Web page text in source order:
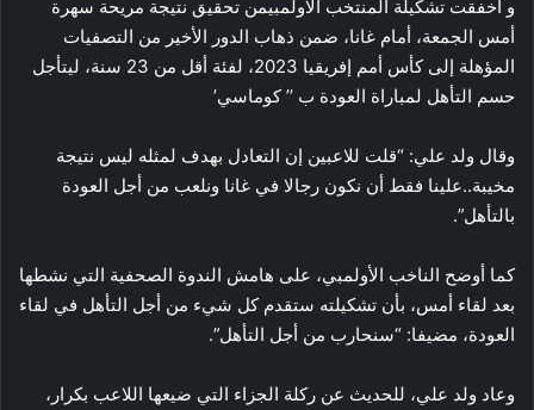
و أخفقت تشكيلة المنتخب الأولمبيمن تحقيق نتيجة مريحة سهرة
أمس الجمعة، أمام غانا، ضمن ذهاب الدور الأخير من التصفيات
المؤهلة إلى كأس أمم إفريقيا 2023، لفئة أقل من 23 سنة، ليتأجل
حسم التأهل لمباراة العودة ب ’’ كوماسي’
وقال ولد علي: “قلت للاعبين إن التعادل بهدف لمثله ليس نتيجة
مخيبة..علينا فقط أن نكون رجالا في غانا ونلعب من أجل العودة
بالتأهل”.
كما أوضح الناخب الأولمبي، على هامش الندوة الصحفية التي نشطها
بعد لقاء أمس، بأن تشكيلته ستقدم كل شيء من أجل التأهل في لقاء
العودة، مضيفا: “سنحارب من أجل التأهل”.
وعاد ولد علي، للحديث عن ركلة الجزاء التي ضيعها اللاعب بكرار،